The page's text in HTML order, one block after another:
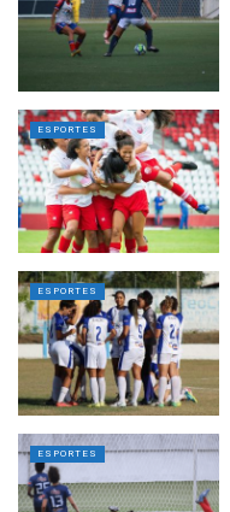
ESPORTES
ESPORTES
ESPORTES